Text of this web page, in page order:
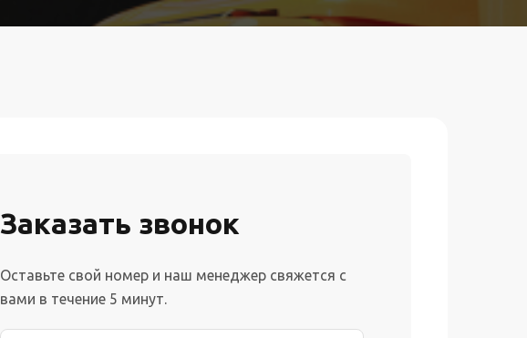
Заказать звонок
Оставьте свой номер и наш менеджер свяжется с
вами в течение 5 минут.